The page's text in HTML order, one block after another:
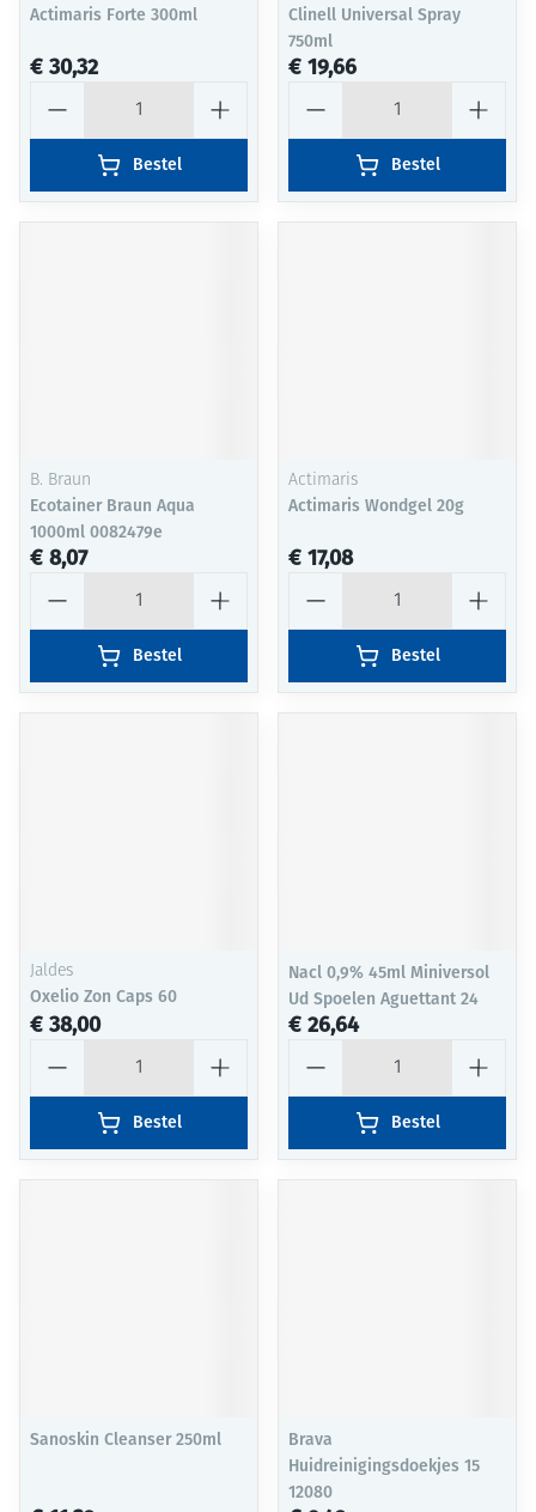
Actimaris Forte 300ml
€ 30,32
Bestel
Clinell Universal Spray
750ml
€ 19,66
Bestel
B. Braun
Ecotainer Braun Aqua
1000ml 0082479e
€ 8,07
Bestel
Actimaris
Actimaris Wondgel 20g
€ 17,08
Bestel
Jaldes
Oxelio Zon Caps 60
€ 38,00
Bestel
Nacl 0,9% 45ml Miniversol
Ud Spoelen Aguettant 24
€ 26,64
Bestel
Sanoskin Cleanser 250ml
Brava
Huidreinigingsdoekjes 15
12080